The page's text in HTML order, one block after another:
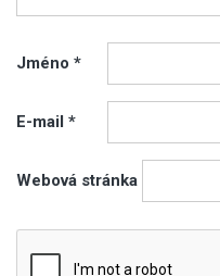
Jméno *
E-mail *
Webová stránka